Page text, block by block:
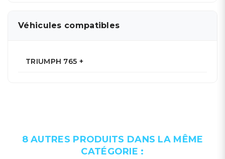
Véhicules compatibles
TRIUMPH 765 +
8 AUTRES PRODUITS DANS LA MÊME
CATÉGORIE :